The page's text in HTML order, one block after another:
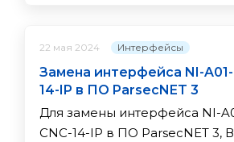
22 мая 2024 Интерфейсы
Замена интерфейса NI-A01-
14-IP в ПО ParsecNET 3
Для замены интерфейса NI-
CNC-14-IP в ПО ParsecNET 3,